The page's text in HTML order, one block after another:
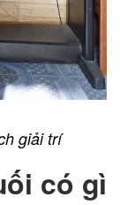
giải trí
có gì